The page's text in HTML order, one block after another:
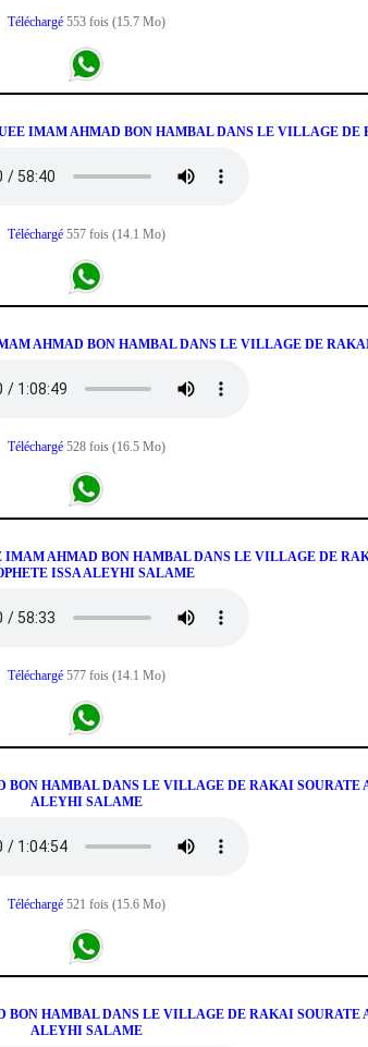
Téléchargé 553 fois (15.7 Mo)
IMAM AHMAD BON HAMBAL DANS LE VILLAGE
Téléchargé 557 fois (14.1 Mo)
AHMAD BON HAMBAL DANS LE VILLAGE DE
Téléchargé 528 fois (16.5 Mo)
AHMAD BON HAMBAL DANS LE VILLAGE DE
ISSA ALEYHI SALAME
Téléchargé 577 fois (14.1 Mo)
HAMBAL DANS LE VILLAGE DE RAKAI
ALEYHI SALAME
Téléchargé 521 fois (15.6 Mo)
HAMBAL DANS LE VILLAGE DE RAKAI
ALEYHI SALAME